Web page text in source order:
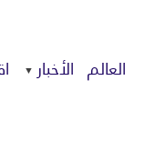
العالم الأخبار